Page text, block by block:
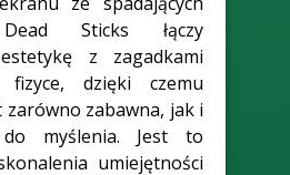
Sticks łączy
z zagadkami
dzięki czemu
zabawna, jak i
do myślenia. Jest to
umiejętności